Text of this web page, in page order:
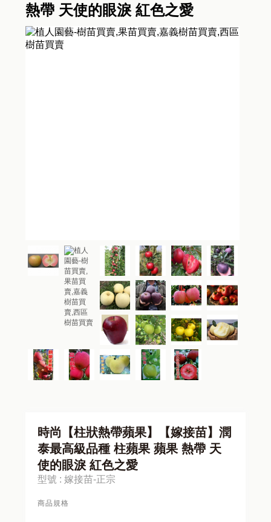
熱帶 天使的眼淚 紅色之愛
時尚【柱狀熱帶蘋果】【嫁接苗】潤
泰最高級品種 柱蘋果 蘋果 熱帶 天
使的眼淚 紅色之愛
型號 : 嫁接苗-正宗
商品規格